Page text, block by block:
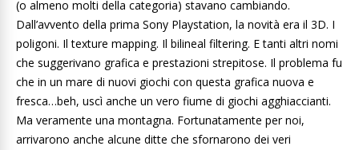
(o almeno molti della categoria) stavano cambiando.
Dall’avvento della prima Sony Playstation, la novità era il 3D. I
poligoni. Il texture mapping. Il bilineal filtering. E tanti altri nomi
che suggerivano grafica e prestazioni strepitose. Il problema fu
che in un mare di nuovi giochi con questa grafica nuova e
fresca…beh, uscì anche un vero fiume di giochi agghiaccianti.
Ma veramente una montagna. Fortunatamente per noi,
arrivarono anche alcune ditte che sfornarono dei veri